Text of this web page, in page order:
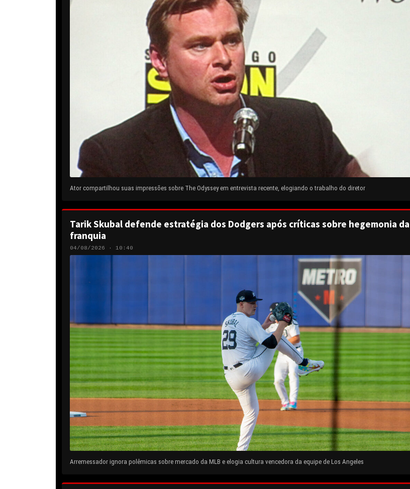
Ator compartilhou suas impressões sobre The Odyssey em entrevista recente, elogiando o trabalho do diretor
Tarik Skubal defende estratégia dos Dodgers após críticas sobre hegemonia da
franquia
04/08/2026 · 10:40
Arremessador ignora polêmicas sobre mercado da MLB e elogia cultura vencedora da equipe de Los Angeles